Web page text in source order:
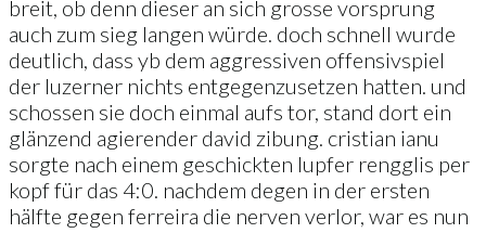
breit, ob denn dieser an sich grosse vorsprung
auch zum sieg langen würde. doch schnell wurde
deutlich, dass yb dem aggressiven offensivspiel
der luzerner nichts entgegenzusetzen hatten. und
schossen sie doch einmal aufs tor, stand dort ein
glänzend agierender david zibung. cristian ianu
sorgte nach einem geschickten lupfer rengglis per
kopf für das 4:0. nachdem degen in der ersten
hälfte gegen ferreira die nerven verlor, war es nun